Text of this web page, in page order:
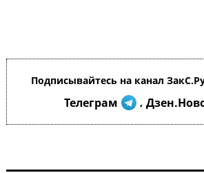
Подписывайтесь на канал
Телеграм ,